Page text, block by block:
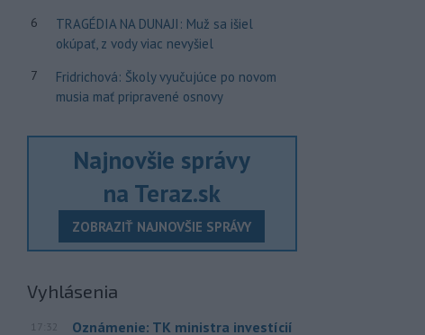
6
TRAGÉDIA NA DUNAJI: Muž sa išiel
okúpať, z vody viac nevyšiel
7
Fridrichová: Školy vyučujúce po novom
musia mať pripravené osnovy
Najnovšie správy
na Teraz.sk
ZOBRAZIŤ NAJNOVŠIE SPRÁVY
Vyhlásenia
17:32
Oznámenie: TK ministra investícií